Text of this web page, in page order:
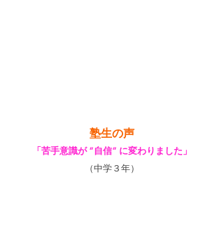
塾生の声
「苦手意識が ”自信” に変わりました」
（中学３年）